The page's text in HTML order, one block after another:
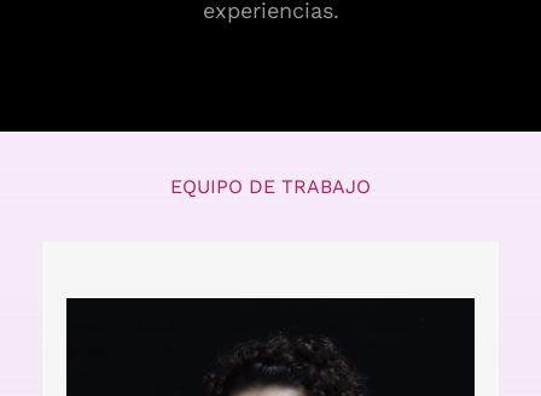
experiencias.
EQUIPO DE TRABAJO
Actriz, directora, dramaturga,
formadora y gestora.